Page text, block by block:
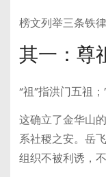
榜文列举三条铁
其一：尊
“祖”指洪门五祖；
这确立了金华山
系社稷之安。岳
组织不被利诱，不